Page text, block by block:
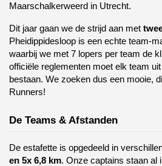
Maarschalkerweerd in Utrecht.
Dit jaar gaan we de strijd aan met
Pheidippidesloop is een echte team-
waarbij we met 7 lopers per team de
officiële reglementen moet elk team uit
bestaan. We zoeken dus een mooie,
Runners!
De Teams & Afstanden
De estafette is opgedeeld in
en 5x 6,8 km. Onze captains staan al